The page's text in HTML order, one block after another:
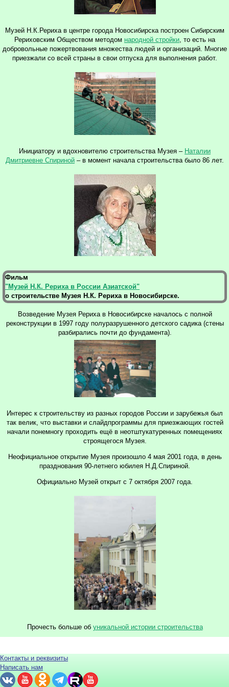
Музей Н.К.Рериха в центре города Новосибирска построен Сибирским
Рериховским Обществом методом народной стройки , то есть на
добровольные пожертвования множества людей и организаций. Многие
приезжали со всей страны в свои отпуска для выполнения работ.
Инициатору и вдохновителю строительства Музея – Наталии
Дмитриевне Спириной – в момент начала строительства было 86 лет.
Фильм
"Музей Н.К. Рериха в России Азиатской"
о строительстве Музея Н.К. Рериха в Новосибирске.
Возведение Музея Рериха в Новосибирске началось с полной
реконструкции в 1997 году полуразрушенного детского садика (стены
разбирались почти до фундамента).
Интерес к строительству из разных городов России и зарубежья был
так велик, что выставки и слайдпрограммы для приезжающих гостей
начали понемногу проходить ещё в неотштукатуренных помещениях
строящегося Музея.
Неофициальное открытие Музея произошло 4 мая 2001 года, в день
празднования 90-летнего юбилея Н.Д.Спириной.
Официально Музей открыт с 7 октября 2007 года.
Прочесть больше об уникальной истории строительства
Контакты и реквизиты
Написать нам